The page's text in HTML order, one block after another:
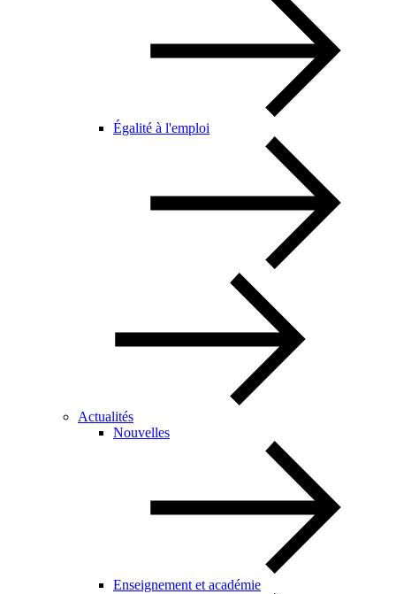
Égalité à l'emploi
Actualités
Nouvelles
Enseignement et académie